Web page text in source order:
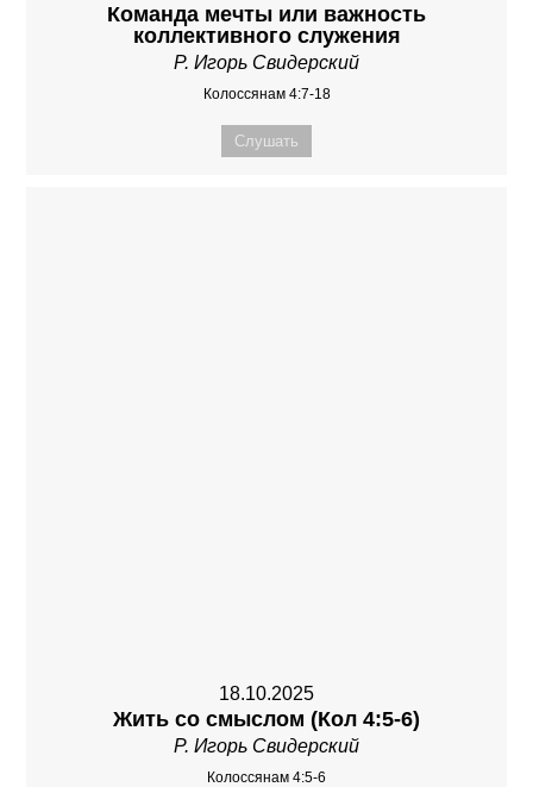
Команда мечты или важность
коллективного служения
Р. Игорь Свидерский
Колоссянам 4:7-18
Слушать
18.10.2025
Жить со смыслом (Кол 4:5-6)
Р. Игорь Свидерский
Колоссянам 4:5-6